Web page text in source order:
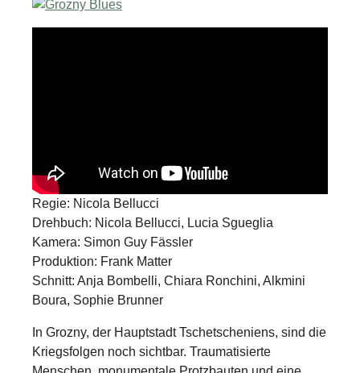
Regie: Nicola Bellucci
Drehbuch: Nicola Bellucci, Lucia Sgueglia
Kamera: Simon Guy Fässler
Produktion: Frank Matter
Schnitt: Anja Bombelli, Chiara Ronchini, Alkmini
Boura, Sophie Brunner
In Grozny, der Hauptstadt Tschetscheniens, sind die
Kriegsfolgen noch sichtbar. Traumatisierte